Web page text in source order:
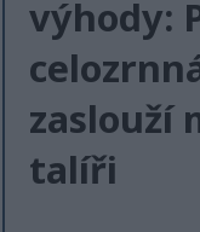
výhody:
zaslouží
talíři